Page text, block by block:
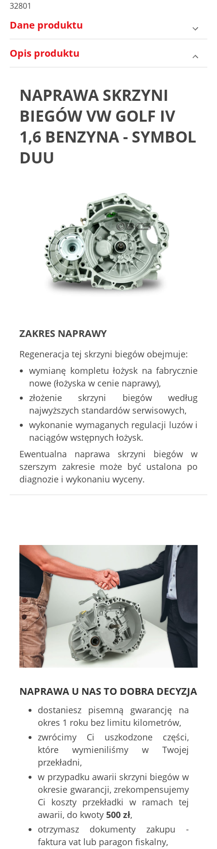
32801
Dane produktu
Opis produktu
NAPRAWA SKRZYNI
BIEGÓW VW GOLF IV
1,6 BENZYNA - SYMBOL
DUU
ZAKRES NAPRAWY
Regeneracja tej skrzyni biegów obejmuje:
wymianę kompletu łożysk na fabrycznie
nowe (łożyska w cenie naprawy),
złożenie skrzyni biegów według
najwyższych standardów serwisowych,
wykonanie wymaganych regulacji luzów i
naciągów wstępnych łożysk.
Ewentualna naprawa skrzyni biegów w
szerszym zakresie może być ustalona po
diagnozie i wykonaniu wyceny.
NAPRAWA U NAS TO DOBRA DECYZJA
dostaniesz pisemną gwarancję na
okres 1 roku bez limitu kilometrów,
zwrócimy Ci uszkodzone części,
które wymieniliśmy w Twojej
przekładni,
w przypadku awarii skrzyni biegów w
okresie gwarancji, zrekompensujemy
Ci koszty przekładki w ramach tej
awarii, do kwoty500 zł,
otrzymasz dokumenty zakupu -
faktura vat lub paragon fiskalny,